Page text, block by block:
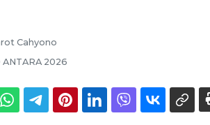
Cahyono
ANTARA 2026